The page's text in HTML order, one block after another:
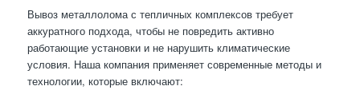
Вывоз металлолома с тепличных комплексов требует
аккуратного подхода, чтобы не повредить активно
работающие установки и не нарушить климатические
условия. Наша компания применяет современные методы и
технологии, которые включают: